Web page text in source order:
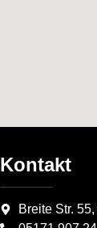
Kontakt
Breite Str.